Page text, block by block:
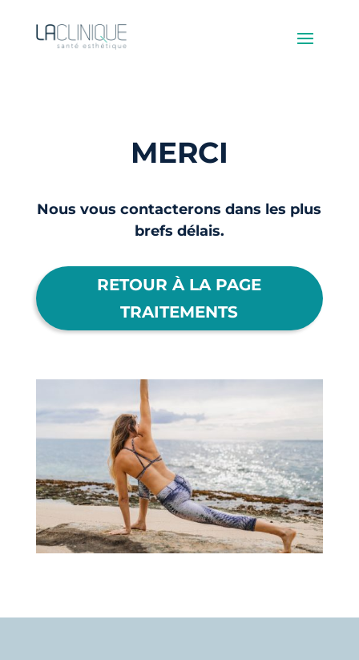
MERCI
Nous vous contacterons dans les plus
brefs délais.
RETOUR À LA PAGE
TRAITEMENTS